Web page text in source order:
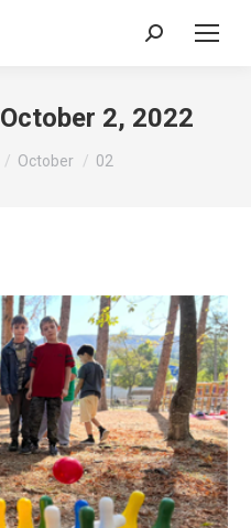
Search:
October 2, 2022
October 02